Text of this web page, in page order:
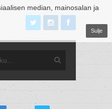
median, mainosalan ja
Sulje